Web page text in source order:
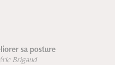
sa posture
Brigaud